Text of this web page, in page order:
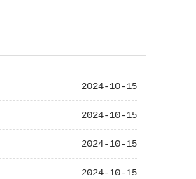
2024-10-15
2024-10-15
2024-10-15
2024-10-15